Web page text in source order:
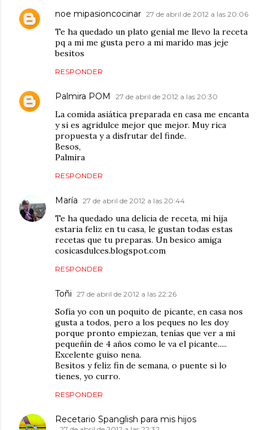
noe mipasioncocinar 27 de abril de 2012 a las 20:06
Te ha quedado un plato genial me llevo la receta
pq a mi me gusta pero a mi marido mas jeje
besitos
RESPONDER
Palmira POM 27 de abril de 2012 a las 20:30
La comida asiática preparada en casa me encanta
y si es agridulce mejor que mejor. Muy rica
propuesta y a disfrutar del finde.
Besos,
Palmira
RESPONDER
María 27 de abril de 2012 a las 20:44
Te ha quedado una delicia de receta, mi hija
estaria feliz en tu casa, le gustan todas estas
recetas que tu preparas. Un besico amiga
cosicasdulces.blogspot.com
RESPONDER
Toñi 27 de abril de 2012 a las 22:26
Sofía yo con un poquito de picante, en casa nos
gusta a todos, pero a los peques no les doy
porque pronto empiezan, tenías que ver a mi
pequeñín de 4 años como le va el picante.....
Excelente guiso nena.
Besitos y feliz fin de semana, o puente si lo
tienes, yo curro.
RESPONDER
Recetario Spanglish para mis hijos